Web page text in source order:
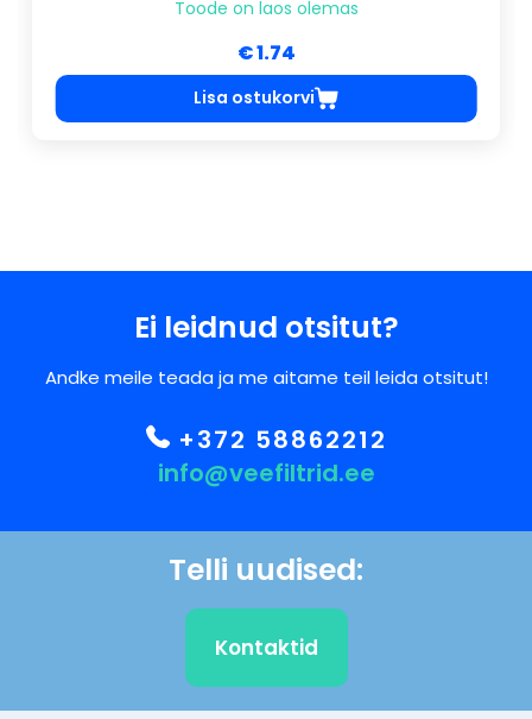
Toode on laos olemas
€ 1.74
Lisa ostukorvi
Ei leidnud otsitut?
Andke meile teada ja me aitame teil leida otsitut!
+372 58862212
info@veefiltrid.ee
Telli uudised:
Kontaktid